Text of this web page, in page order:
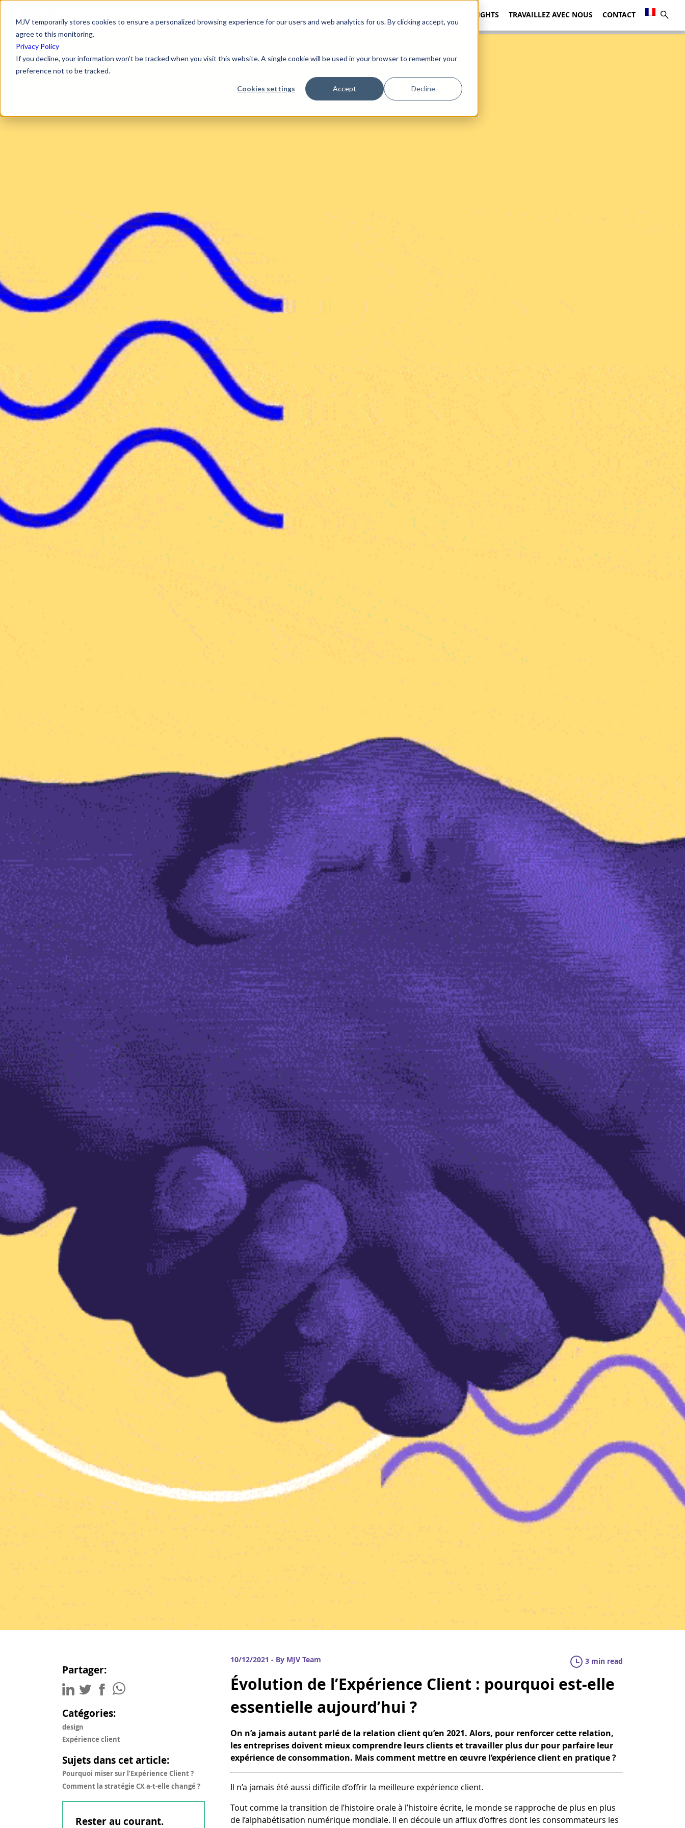
MJV temporarily stores cookies to ensure a personalized browsing experience for our users and web analytics for us. By clicking accept, you
agree to this monitoring.
Privacy Policy
If you decline, your information won’t be tracked when you visit this website. A single cookie will be used in your browser to remember your
preference not to be tracked.
Cookies settings Accept Decline
INSIGHTS TRAVAILLEZ AVEC NOUS CONTACT
Partager:
Catégories:
design
Expérience client
Sujets dans cet article:
Pourquoi miser sur l’Expérience Client ?
Comment la stratégie CX a-t-elle changé ?
Rester au courant.
10/12/2021 - By MJV Team 3 min read
Évolution de l’Expérience Client : pourquoi est-elle
essentielle aujourd’hui ?
On n’a jamais autant parlé de la relation client qu’en 2021. Alors, pour renforcer cette relation,
les entreprises doivent mieux comprendre leurs clients et travailler plus dur pour parfaire leur
expérience de consommation. Mais comment mettre en œuvre l’expérience client en pratique ?
Il n’a jamais été aussi difficile d’offrir la meilleure expérience client.
Tout comme la transition de l’histoire orale à l’histoire écrite, le monde se rapproche de plus en plus
de l’alphabétisation numérique mondiale. Il en découle un afflux d’offres dont les consommateurs les